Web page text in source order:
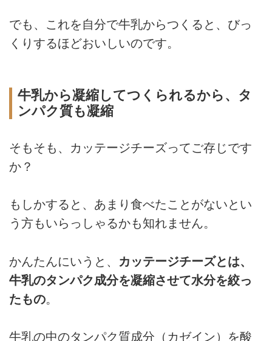
でも、これを自分で牛乳からつくると、びっ
くりするほどおいしいのです。
牛乳から凝縮してつくられるから、タ
ンパク質も凝縮
そもそも、カッテージチーズってご存じです
か？
もしかすると、あまり食べたことがないとい
う方もいらっしゃるかも知れません。
かんたんにいうと、 カッテージチーズとは、
牛乳のタンパク成分を凝縮させて水分を絞っ
たもの。
牛乳の中のタンパク質成分（カゼイン）を酸